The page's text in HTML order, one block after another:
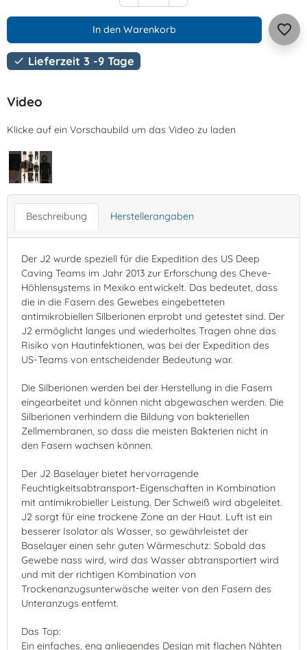
In den Warenkorb favorite_border
 Lieferzeit 3 -9 Tage
Video
Klicke auf ein Vorschaubild um das Video zu laden
Beschreibung Herstellerangaben
Der J2 wurde speziell für die Expedition des US Deep
Caving Teams im Jahr 2013 zur Erforschung des Cheve-
Höhlensystems in Mexiko entwickelt. Das bedeutet, dass
die in die Fasern des Gewebes eingebetteten
antimikrobiellen Silberionen erprobt und getestet sind. Der
J2 ermöglicht langes und wiederholtes Tragen ohne das
Risiko von Hautinfektionen, was bei der Expedition des
US-Teams von entscheidender Bedeutung war.
Die Silberionen werden bei der Herstellung in die Fasern
eingearbeitet und können nicht abgewaschen werden. Die
Silberionen verhindern die Bildung von bakteriellen
Zellmembranen, so dass die meisten Bakterien nicht in
den Fasern wachsen können.
Der J2 Baselayer bietet hervorragende
Feuchtigkeitsabtransport-Eigenschaften in Kombination
mit antimikrobieller Leistung. Der Schweiß wird abgeleitet.
J2 sorgt für eine trockene Zone an der Haut. Luft ist ein
besserer Isolator als Wasser, so gewährleistet der
Baselayer einen sehr guten Wärmeschutz: Sobald das
Gewebe nass wird, wird das Wasser abtransportiert wird
und mit der richtigen Kombination von
Trockenanzugsunterwäsche weiter von den Fasern des
Unteranzugs entfernt.
Das Top:
Ein einfaches, eng anliegendes Design mit flachen Nähten